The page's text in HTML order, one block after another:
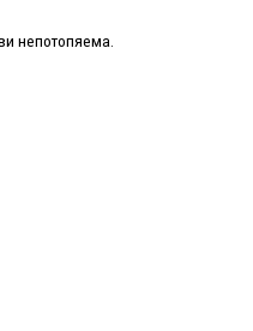
непотопяема.